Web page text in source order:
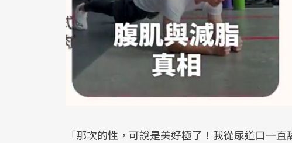
「那次的性，可說是美好極了！我從尿道口一